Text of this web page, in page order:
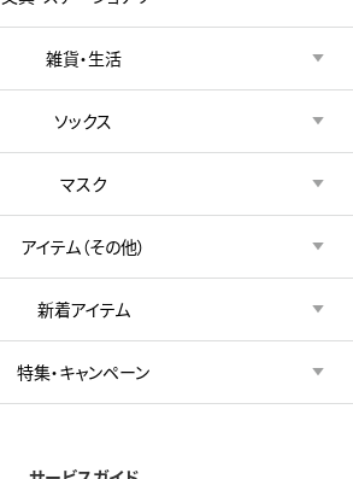
雑貨・生活
ソックス
マスク
アイテム（その他）
新着アイテム
特集・キャンペーン